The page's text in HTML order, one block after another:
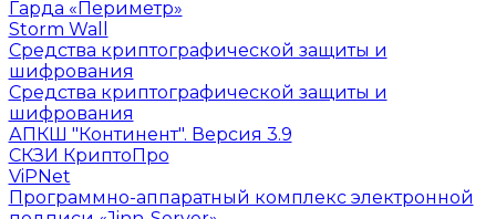
Гарда «Периметр»
Storm Wall
Средства криптографической защиты и
шифрования
Средства криптографической защиты и
шифрования
АПКШ "Континент". Версия 3.9
СКЗИ КриптоПро
ViPNet
Программно-аппаратный комплекс электронной